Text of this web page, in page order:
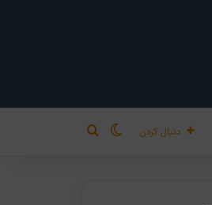
دنبال کردن تغییر پوسته
جستجو برای